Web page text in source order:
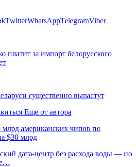
TwitterWhatsAppTelegramViber
платит за импорт белорусского
существенно вырастут
Еще от автора
млрд американских чипов по
$30 млрд
дата-центр без расхода воды — но